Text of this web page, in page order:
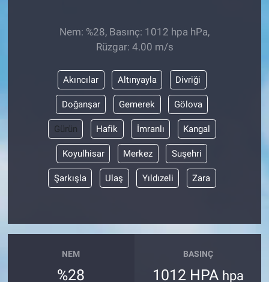
Nem: %28, Basınç: 1012 hpa hPa,
Rüzgar: 4.00 m/s
Akıncılar Altınyayla Divriği
Doğanşar Gemerek Gölova
Gürün Hafik İmranlı Kangal
Koyulhisar Merkez Suşehri
Şarkışla Ulaş Yıldızeli Zara
NEM
%28
BASINÇ
1012 HPA hpa